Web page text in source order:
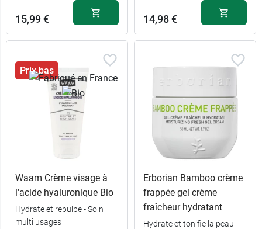
15,99 € 14,98 €
Prix bas
Waam Crème visage à
l'acide hyaluronique Bio
Hydrate et repulpe - Soin
multi usages
Erborian Bamboo crème
frappée gel crème
fraîcheur hydratant
Hydrate et tonifie la peau